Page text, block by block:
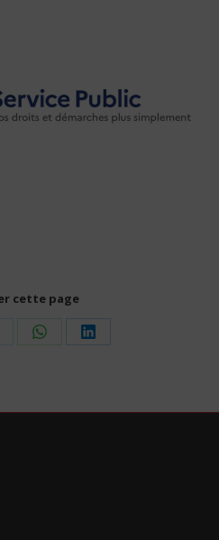
cette page
Share
Share